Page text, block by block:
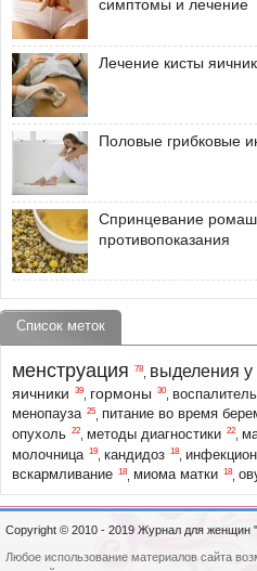
симптомы и лечение
Лечение кисты
Половые грибковые
Спринцевание
противопоказания
Список меток
менструация 78 выделения
яичники 39 гормоны 30,
менопауза 25 питание во время
опухоль 22 методы диагностики 22
молочница 19 кандидоз 18
вскармливание 18 миома матки 18
Copyright © 2010 - 2019 Журнал для женщин
Любое использование материалов сайта